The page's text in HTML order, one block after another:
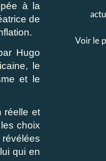
à la
de
Hugo
le
et le
réelle et
choix
qui en
Voir le